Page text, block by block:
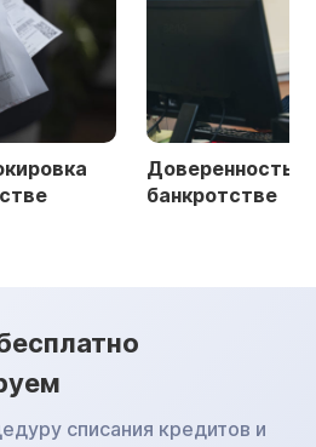
Доверенность
банкротстве
списания кредитов и